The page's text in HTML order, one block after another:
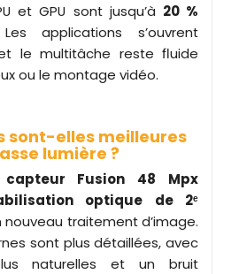
et GPU sont jusqu’à 20 %
applications s’ouvrent
le multitâche reste fluide
ou le montage vidéo.
sont-elles meilleures
lumière ?
capteur Fusion 48 Mpx
optique de 2ᵉ
nouveau traitement d’image.
sont plus détaillées, avec
naturelles et un bruit